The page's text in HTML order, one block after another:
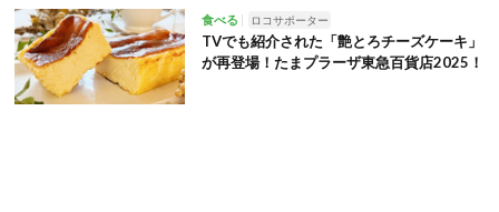
食べる ロコサポーター
TVでも紹介された「艶とろチーズケーキ」
が再登場！たまプラーザ東急百貨店2025！